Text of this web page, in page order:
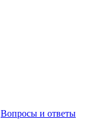
Вопросы и ответы